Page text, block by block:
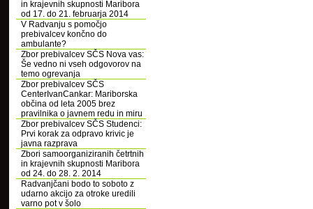
in krajevnih skupnosti Maribora
od 17. do 21. februarja 2014
V Radvanju s pomočjo
prebivalcev končno do
ambulante?
Zbor prebivalcev SČS Nova vas:
Še vedno ni vseh odgovorov na
temo ogrevanja
Zbor prebivalcev SČS
CenterIvanCankar: Mariborska
občina od leta 2005 brez
pravilnika o javnem redu in miru
Zbor prebivalcev SČS Studenci:
Prvi korak za odpravo krivic je
javna razprava
Zbori samoorganiziranih četrtnih
in krajevnih skupnosti Maribora
od 24. do 28. 2. 2014
Radvanjčani bodo to soboto z
udarno akcijo za otroke uredili
varno pot v šolo